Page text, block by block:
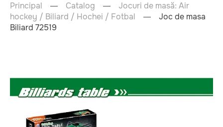
Principal Catalog
Jocuri de masă: Air
hockey / Biliard / Hochei / Fotbal
Joc de masa
Biliard 72519